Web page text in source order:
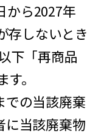
から2027年
存しないとき
下「再商品
。
の当該廃棄
に当該廃棄物